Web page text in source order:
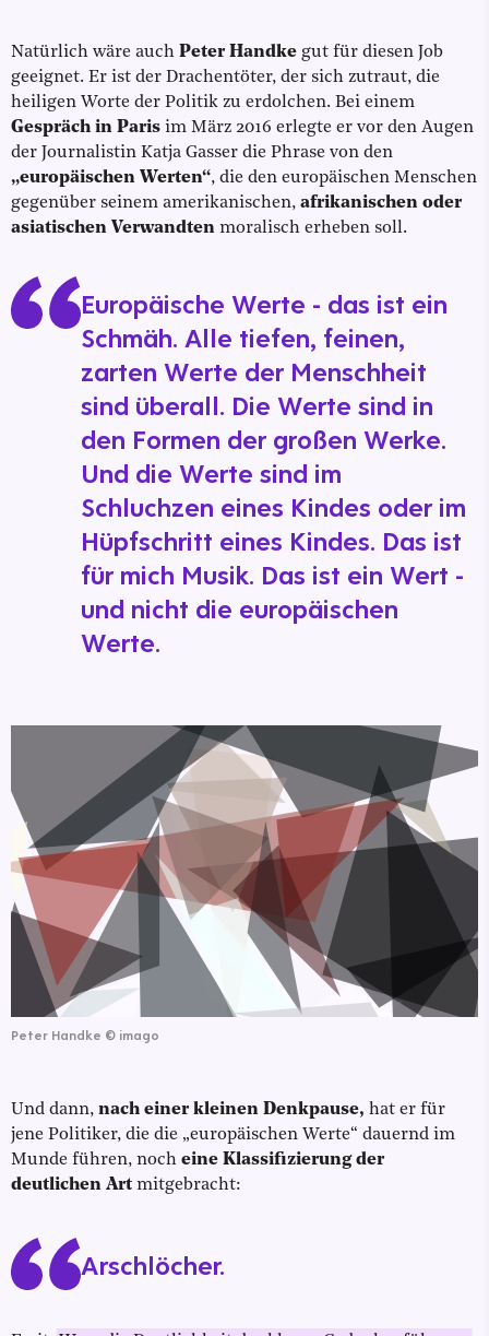
Natürlich wäre auch Peter Handke gut für diesen Job
geeignet. Er ist der Drachentöter, der sich zutraut, die
heiligen Worte der Politik zu erdolchen. Bei einem
Gespräch in Paris im März 2016 erlegte er vor den Augen
der Journalistin Katja Gasser die Phrase von den
„europäischen Werten“, die den europäischen Menschen
gegenüber seinem amerikanischen, afrikanischen oder
asiatischen Verwandten moralisch erheben soll.
Europäische Werte - das ist ein
Schmäh. Alle tiefen, feinen,
zarten Werte der Menschheit
sind überall. Die Werte sind in
den Formen der großen Werke.
Und die Werte sind im
Schluchzen eines Kindes oder im
Hüpfschritt eines Kindes. Das ist
für mich Musik. Das ist ein Wert -
und nicht die europäischen
Werte.
Peter Handke © imago
Und dann, nach einer kleinen Denkpause, hat er für
jene Politiker, die die „europäischen Werte“ dauernd im
Munde führen, noch eine Klassifizierung der
deutlichen Art mitgebracht:
Arschlöcher.